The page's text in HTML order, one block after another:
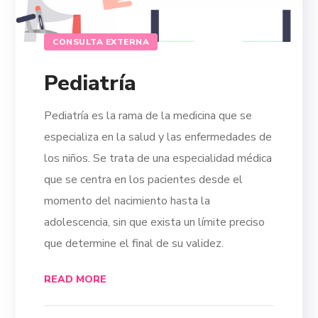
CONSULTA EXTERNA
Pediatría
Pediatría es la rama de la medicina que se
especializa en la salud y las enfermedades de
los niños. Se trata de una especialidad médica
que se centra en los pacientes desde el
momento del nacimiento hasta la
adolescencia, sin que exista un límite preciso
que determine el final de su validez.
READ MORE